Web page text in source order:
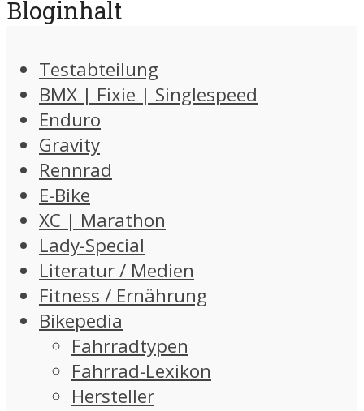
Bloginhalt
Testabteilung
BMX | Fixie | Singlespeed
Enduro
Gravity
Rennrad
E-Bike
XC | Marathon
Lady-Special
Literatur / Medien
Fitness / Ernährung
Bikepedia
Fahrradtypen
Fahrrad-Lexikon
Hersteller